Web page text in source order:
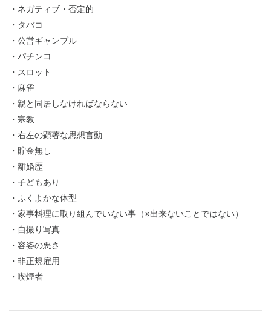
・ネガティブ・否定的
・タバコ
・公営ギャンブル
・パチンコ
・スロット
・麻雀
・親と同居しなければならない
・宗教
・右左の顕著な思想言動
・貯金無し
・離婚歴
・子どもあり
・ふくよかな体型
・家事料理に取り組んでいない事（※出来ないことではない）
・自撮り写真
・容姿の悪さ
・非正規雇用
・喫煙者